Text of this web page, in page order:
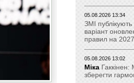
05.08.2026 13:34
ЗМІ
варіант
правил на
05.08.2026 13:02
Міка
зберегти